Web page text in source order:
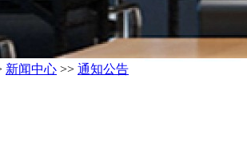
新闻中心 >> 通知公告